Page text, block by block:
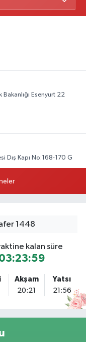
Esenyurt 22
Dış Kapı No:168-170 G
18A Mutfak Ekipmanları
Karşısı, Albaraka'nın
A101 market
1448
kalan süre
Akşam
20:21
Yatsı
21:56